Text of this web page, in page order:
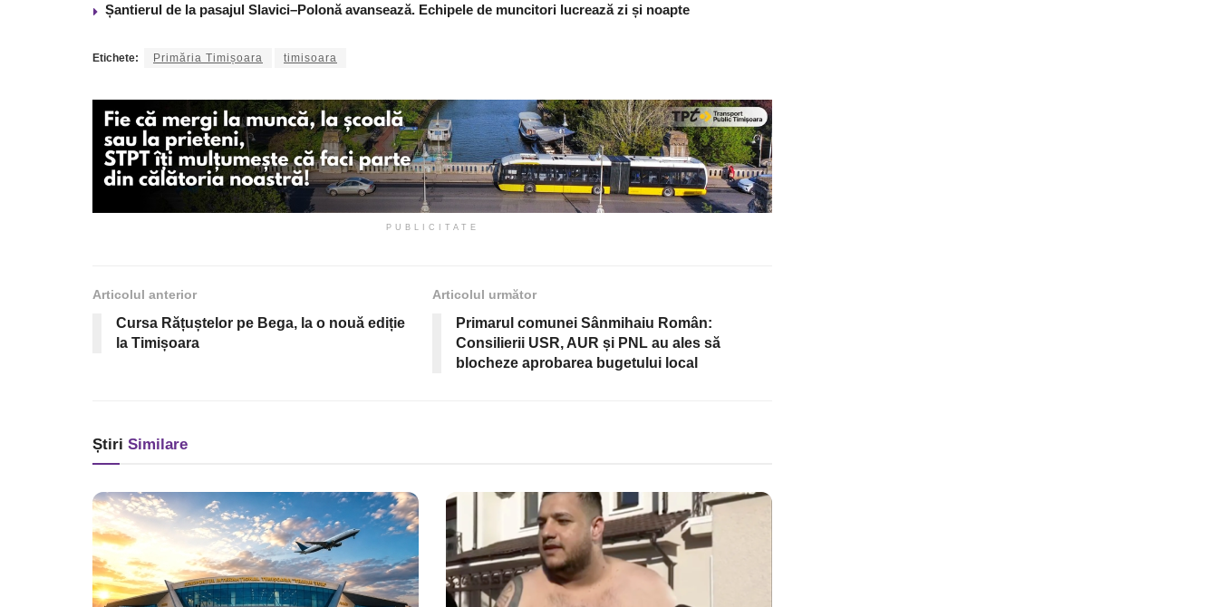
Șantierul de la pasajul Slavici–Polonă avansează. Echipele de muncitori lucrează zi și noapte
Etichete: Primăria Timișoara timisoara
PUBLICITATE
Articolul anterior
Cursa Rățuștelor pe Bega, la o nouă ediție
la Timișoara
Articolul următor
Primarul comunei Sânmihaiu Român:
Consilierii USR, AUR și PNL au ales să
blocheze aprobarea bugetului local
Știri Similare